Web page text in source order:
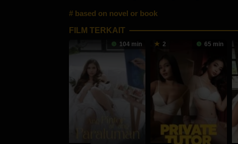
based on novel or book
FILM TERKAIT
104 min 2 65 min